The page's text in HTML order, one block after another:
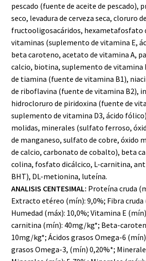
pescado (fuente de aceite de pescado),
seco, levadura de cerveza seca, cloruro
fructooligosacáridos, hexametafosfato
vitaminas (suplemento de vitamina E,
beta caroteno, acetato de vitamina A,
calcio, biotina, suplemento de
de tiamina (fuente de vitamina B1),
de riboflavina (fuente de vitamina B2),
hidrocloruro de piridoxina (fuente de
suplemento de vitamina D3, ácido
molidas, minerales (sulfato ferroso,
de manganeso, sulfato de cobre, óxido
de calcio, carbonato de cobalto), beta
colina, fosfato dicálcico, L-carnitina,
BHT), DL-metionina, luteína.
ANALISIS CENTESIMAL: Proteína cruda
Extracto etéreo (mín): 9,0%; Fibra cruda
Humedad (máx): 10,0%; Vitamina E
carnitina (mín): 40mg/kg*; Beta-
10mg/kg*; Ácidos grasos Omega-6
grasos Omega-3, (mín) 0,20%*;